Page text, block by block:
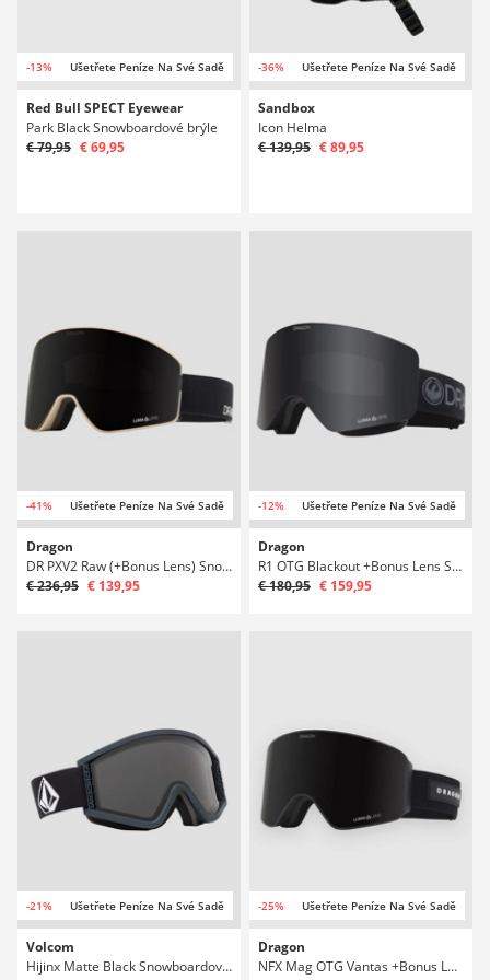
-13% Ušetřete Peníze Na Své Sadě
Red Bull SPECT Eyewear
Park Black Snowboardové brýle
€ 79,95 € 69,95
-36% Ušetřete Peníze Na Své Sadě
Sandbox
Icon Helma
€ 139,95 € 89,95
-41% Ušetřete Peníze Na Své Sadě
Dragon
DR PXV2 Raw (+Bonus Lens) Snowboardové brýle
€ 236,95 € 139,95
-12% Ušetřete Peníze Na Své Sadě
Dragon
R1 OTG Blackout +Bonus Lens Snowboardové brýle
€ 180,95 € 159,95
-21% Ušetřete Peníze Na Své Sadě
Volcom
Hijinx Matte Black Snowboardové brýle
-25% Ušetřete Peníze Na Své Sadě
Dragon
NFX Mag OTG Vantas +Bonus Lens Snowboardové brýle